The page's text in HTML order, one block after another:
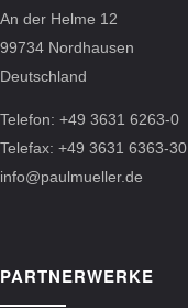
An der Helme 12
99734 Nordhausen
Deutschland
Telefon: +49 3631 6263-0
Telefax: +49 3631 6363-30
info@paulmueller.de
PARTNERWERKE